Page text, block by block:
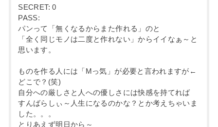
SECRET: 0
PASS:
パンって「無くなるからまた作れる」のと
「全く同じモノは二度と作れない」からイイなぁ～と
思います。
ものを作る人には「Mっ気」が必要と言われますが←
どこで？(笑)
自分への厳しさと人への優しさには快感を持てれば
すんばらしぃ～人生になるのかな？とか考えちゃいま
した。。。
とりあえず明日から～